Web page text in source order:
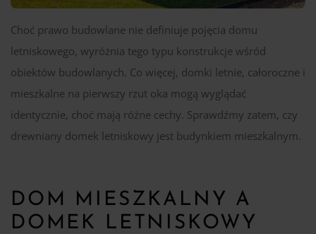
Choć prawo budowlane nie definiuje pojęcia domu
letniskowego, wyróżnia tego typu konstrukcje wśród
obiektów budowlanych. Co więcej, domki letnie, całoroczne i
mieszkalne na pierwszy rzut oka mogą wyglądać
identycznie, choć mają różne cechy. Sprawdźmy zatem, czy
drewniany domek letniskowy jest budynkiem mieszkalnym.
DOM MIESZKALNY A
DOMEK LETNISKOWY